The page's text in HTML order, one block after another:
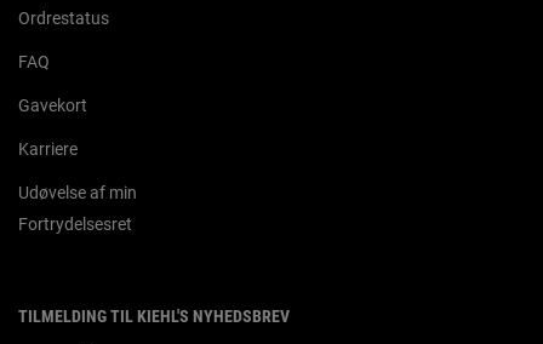
Ordrestatus
FAQ
Gavekort
Karriere
Udøvelse af min
Fortrydelsesret
TILMELDING TIL KIEHL'S NYHEDSBREV